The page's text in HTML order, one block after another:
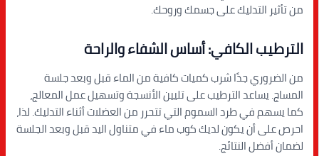
من تأثير التدليك على جسمك وروحك.
الترطيب الكافي: أساس الشفاء والراحة
من الضروري جدًا شرب كميات كافية من الماء قبل وبعد جلسة
المساج. يساعد الترطيب على تليين الأنسجة وتسهيل عمل المعالج،
كما يسهم في طرد السموم التي تتحرر من العضلات أثناء التدليك. لذا،
احرص على أن يكون لديك كوب ماء في متناول اليد قبل وبعد الجلسة
لضمان أفضل النتائج.